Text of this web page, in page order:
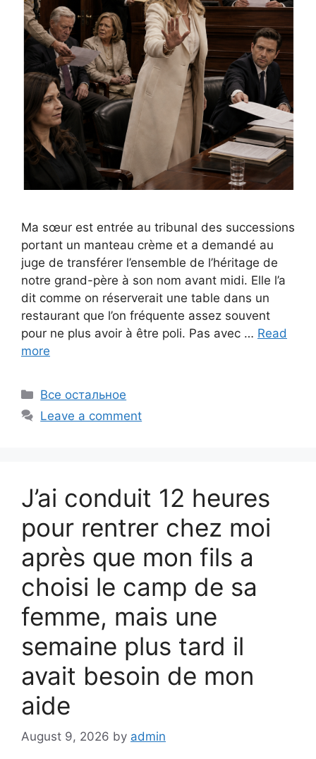
Ma sœur est entrée au tribunal des successions
portant un manteau crème et a demandé au
juge de transférer l’ensemble de l’héritage de
notre grand-père à son nom avant midi. Elle l’a
dit comme on réserverait une table dans un
restaurant que l’on fréquente assez souvent
pour ne plus avoir à être poli. Pas avec … Read
more
Categories
Все остальное
Leave a comment
J’ai conduit 12 heures
pour rentrer chez moi
après que mon fils a
choisi le camp de sa
femme, mais une
semaine plus tard il
avait besoin de mon
aide
August 9, 2026 by admin